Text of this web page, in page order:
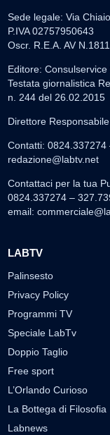
Sede legale: Via
P.IVA 02757950643
Oscr. R.E.A. AV
Editore: Consulservice
Testata giornalistica
n. 244 del 26.02.2015
Direttore
Contatti: 0824.337274
redazione@labtv.net
Contattaci per la tua
0824.337274 –
email:
LABTV
Palinsesto
Privacy Policy
Programmi TV
Speciale LabTv
Doppio Taglio
Free sport
L’Orlando Curioso
La Bottega di Filosofia
Labnews